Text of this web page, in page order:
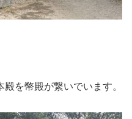
を幣殿が繋いでいます。